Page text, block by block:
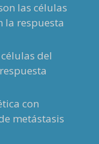
las células
la respuesta
del
con
metástasis